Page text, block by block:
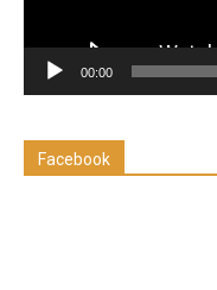
00:00
Facebook